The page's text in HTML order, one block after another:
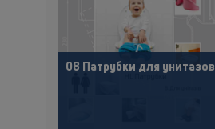
08 Патрубки для унитазов